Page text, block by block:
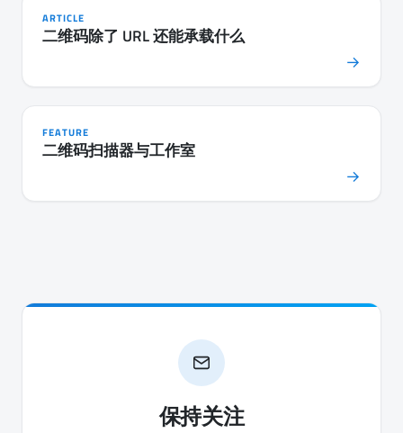
ARTICLE
二维码除了 URL 还能承载什么
→
FEATURE
二维码扫描器与工作室
→
保持关注